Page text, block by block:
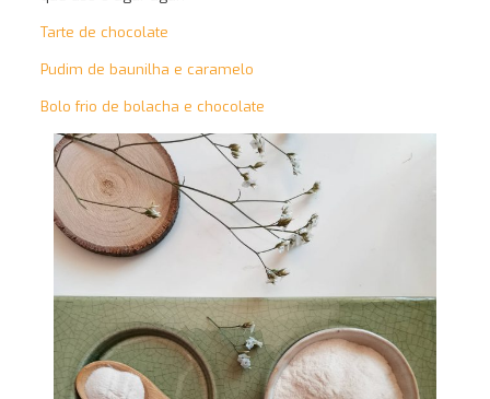
Tarte de chocolate
Pudim de baunilha e caramelo
Bolo frio de bolacha e chocolate